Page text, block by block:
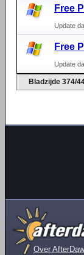
Free
Update
Free
Update
Bladzijde 374/
Over